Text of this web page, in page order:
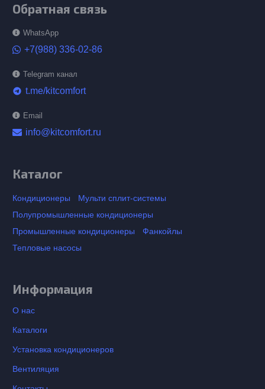
Обратная связь
WhatsApp
+7(988) 336-02-86
Telegram канал
telegram t.me/kitcomfort
Email
info@kitcomfort.ru
Каталог
Кондиционеры
Мульти сплит-системы
Полупромышленные кондиционеры
Промышленные кондиционеры
Фанкойлы
Тепловые насосы
Информация
О нас
Каталоги
Установка кондиционеров
Вентиляция